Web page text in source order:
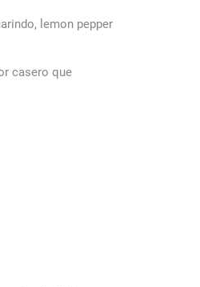
lemon pepper
casero que